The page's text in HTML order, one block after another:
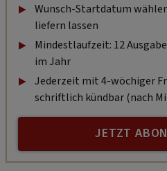
Wunsch-Startdatum
liefern lassen
Mindestlaufzeit: 12
im Jahr
Jederzeit mit 4-wöchiger
schriftlich kündbar (nach
JETZT